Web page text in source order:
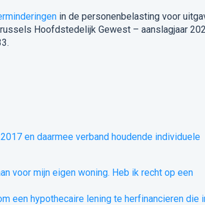
in de personenbelasting voor
Hoofdstedelijk Gewest – aanslagjaar
en daarmee verband houdende individuele
voor mijn eigen woning. Heb ik recht op een
een hypothecaire lening te herfinancieren die